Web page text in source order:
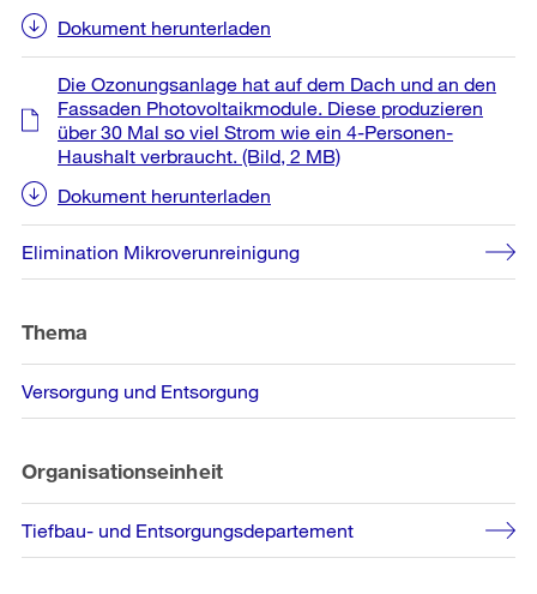
Dokument herunterladen
Die Ozonungsanlage hat auf dem Dach und an den
Fassaden Photovoltaikmodule. Diese produzieren
über 30 Mal so viel Strom wie ein 4-Personen-
Haushalt verbraucht. (Bild, 2 MB)
Dokument herunterladen
Elimination Mikroverunreinigung
Thema
Versorgung und Entsorgung
Organisationseinheit
Tiefbau- und Entsorgungsdepartement